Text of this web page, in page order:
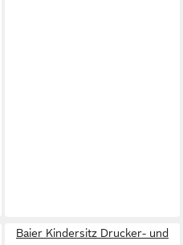
Baier Kindersitz Drucker- und